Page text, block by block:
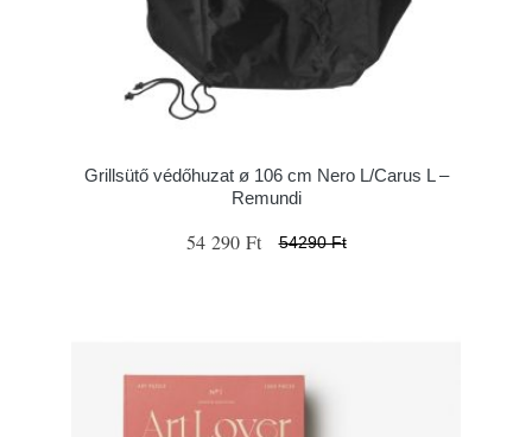
Grillsütő védőhuzat ø 106 cm Nero L/Carus L –
Remundi
54 290 Ft 54290 Ft